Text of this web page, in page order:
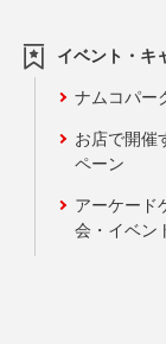
イベント・キ
ナムコパー
お店で開催
ペーン
アーケード
会・イベン